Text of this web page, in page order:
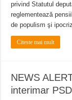
privind Statutul
reglementează
de populism şi
Citeste mai mult
NEWS
interimar